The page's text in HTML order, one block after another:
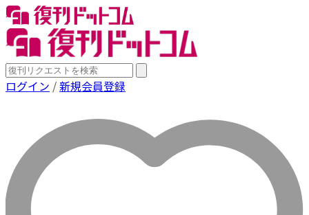
ログイン /新規会員登録